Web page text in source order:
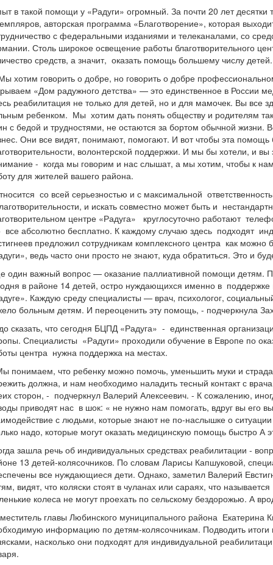
в такой помощи у «Радуги» огромный. За почти 20 лет десятки
авторская программа «Благотворение», которая
с федеральными изданиями и телеканалами, со
Столь широкое освещение работы благотворительного
средств, а значит, оказать помощь большему числу детей.
хотим говорить о добре, но говорить о добре
«Дом радужного детства» — это единственное в России
реабилитация не только для детей, но и для мамочек. Вы все
ребенком. Мы хотим дать понять обществу и родителям
с бедой и трудностями, не остаются за бортом обычной жизни.
Они все видят, понимают, помогают. И вот чтобы эта
волонтерской поддержки. И мы бы хотели, и
- когда мы говорим и нас слышат, а мы хотим, чтобы к
для жителей вашего района.
со всей серьезностью и с максимальной
и искать совместно может быть и
центре «Радуга» круглосуточно работают
все абсолютно бесплатно. К каждому случаю здесь подходят
предложил сотрудникам комплексного центра как
ведь часто они просто не знают, куда обратиться. Это и
один важный вопрос — оказание паллиативной помощи детям.
в районе 14 детей, остро нуждающихся именно в
Каждую среду специалисты — врач, психологог,
больным детям. И переоценить эту помощь, - подчеркнула
сказать, что сегодня БЦПД «Радуга» - единственная
Специалисты «Радуги» проходили обучение в Европе по
центра нужна поддержка на местах.
понимаем, что ребенку можно помочь, уменьшить муки и
должна, и нам необходимо наладить тесный контакт с
сторон, - подчеркнул Валерий Алексеевич. - К сожалению,
приводят нас в шок: « не нужно нам помогать, вдруг вы его
с людьми, которые знают не по-наслышке о
надо, которые могут оказать медицинскую помощь быстро
зашла речь об индивидуальных средствах реабилитации -
13 детей-колясочников. По словам Ларисы Капшуковой,
все нуждающиеся дети. Однако, заметил Валерий
видят, что коляски стоят в чуланах или сараях, что
колеса не могут проехать по сельскому бездорожью. А
главы Любинского муниципального района Екатерина
информацию по детям-колясочникам. Подводить
насколько они подходят для индивидуальной